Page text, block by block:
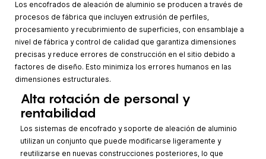
Los encofrados de aleación de aluminio se producen a través de
procesos de fábrica que incluyen extrusión de perfiles,
procesamiento y recubrimiento de superficies, con ensamblaje a
nivel de fábrica y control de calidad que garantiza dimensiones
precisas y reduce errores de construcción en el sitio debido a
factores de diseño. Esto minimiza los errores humanos en las
dimensiones estructurales.
Alta rotación de personal y
rentabilidad
Los sistemas de encofrado y soporte de aleación de aluminio
utilizan un conjunto que puede modificarse ligeramente y
reutilizarse en nuevas construcciones posteriores, lo que